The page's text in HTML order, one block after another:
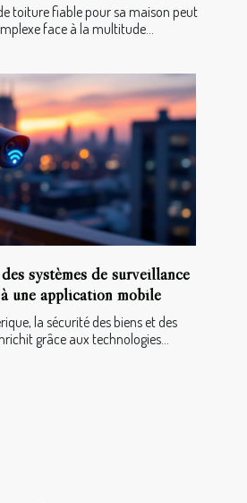
toiture fiable pour sa maison peut
face à la multitude...
systèmes de surveillance
une application mobile
la sécurité des biens et des
grâce aux technologies...